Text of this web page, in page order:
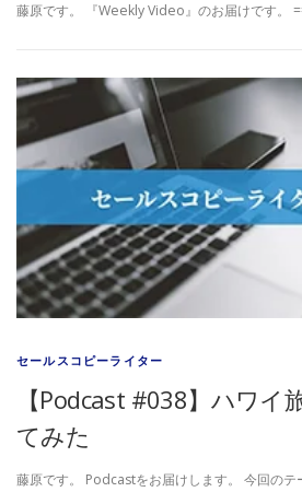
藤原です。 『Weekly Video』のお届けです。
セールスコピーライター
【Podcast #038】ハワイ
てみた
藤原です。 Podcastをお届けします。 今回のテ